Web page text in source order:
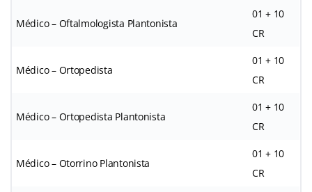
Médico – Oftalmologista Plantonista
01 + 10
CR
Médico – Ortopedista
01 + 10
CR
Médico – Ortopedista Plantonista
01 + 10
CR
Médico – Otorrino Plantonista
01 + 10
CR